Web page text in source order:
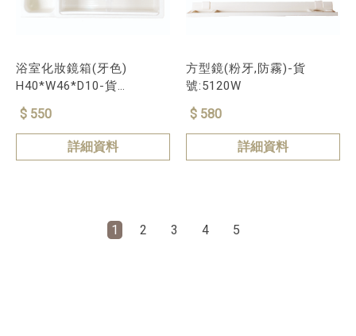
浴室化妝鏡箱(牙色)
H40*W46*D10-貨
號:5134W
$ 550
詳細資料
方型鏡(粉牙,防霧)-貨
號:5120W
$ 580
詳細資料
1 2 3 4 5